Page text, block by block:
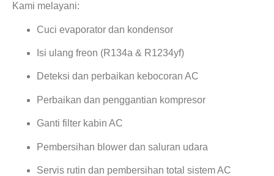
Kami melayani:
Cuci evaporator dan kondensor
Isi ulang freon (R134a & R1234yf)
Deteksi dan perbaikan kebocoran AC
Perbaikan dan penggantian kompresor
Ganti filter kabin AC
Pembersihan blower dan saluran udara
Servis rutin dan pembersihan total sistem AC